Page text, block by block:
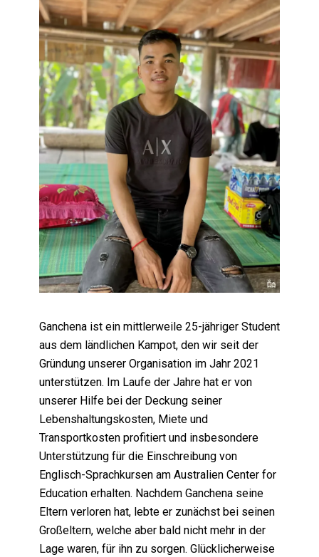
Ganchena ist ein mittlerweile 25-jähriger Student
aus dem ländlichen Kampot, den wir seit der
Gründung unserer Organisation im Jahr 2021
unterstützen. Im Laufe der Jahre hat er von
unserer Hilfe bei der Deckung seiner
Lebenshaltungskosten, Miete und
Transportkosten profitiert und insbesondere
Unterstützung für die Einschreibung von
Englisch-Sprachkursen am Australien Center for
Education erhalten. Nachdem Ganchena seine
Eltern verloren hat, lebte er zunächst bei seinen
Großeltern, welche aber bald nicht mehr in der
Lage waren, für ihn zu sorgen. Glücklicherweise